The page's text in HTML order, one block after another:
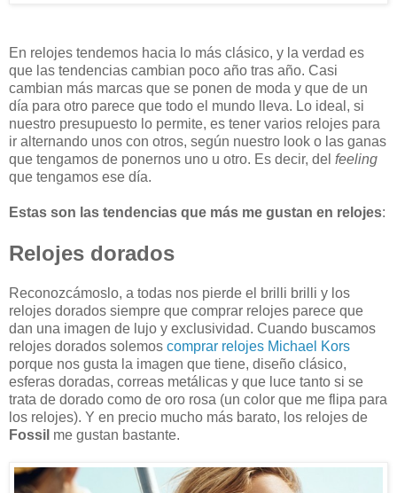
En relojes tendemos hacia lo más clásico, y la verdad es
que las tendencias cambian poco año tras año. Casi
cambian más marcas que se ponen de moda y que de un
día para otro parece que todo el mundo lleva. Lo ideal, si
nuestro presupuesto lo permite, es tener varios relojes para
ir alternando unos con otros, según nuestro look o las ganas
que tengamos de ponernos uno u otro. Es decir, del feeling
que tengamos ese día.
Estas son las tendencias que más me gustan en relojes:
Relojes dorados
Reconozcámoslo, a todas nos pierde el brilli brilli y los
relojes dorados siempre que comprar relojes parece que
dan una imagen de lujo y exclusividad. Cuando buscamos
relojes dorados solemos comprar relojes Michael Kors
porque nos gusta la imagen que tiene, diseño clásico,
esferas doradas, correas metálicas y que luce tanto si se
trata de dorado como de oro rosa (un color que me flipa para
los relojes). Y en precio mucho más barato, los relojes de
Fossil me gustan bastante.